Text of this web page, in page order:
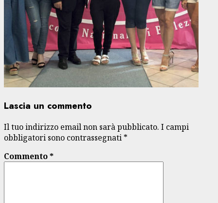
Lascia un commento
Il tuo indirizzo email non sarà pubblicato. I campi
obbligatori sono contrassegnati *
Commento*